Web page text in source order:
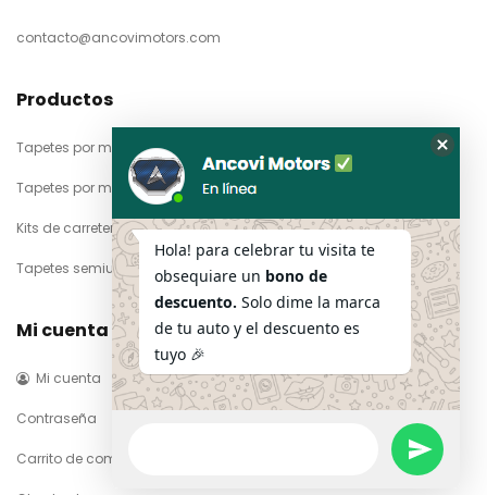
contacto@ancovimotors.com
Productos
Tapetes por marca
Tapetes por material
Kits de carretera
Tapetes semiuniversales
Mi cuenta
Mi cuenta
Contraseña
Carrito de compra
de
Hola! para celebrar tu visita te
obsequiare un bono de
descuento. Solo dime la marca
de tu auto y el descuento es
tuyo 🎉
undefined